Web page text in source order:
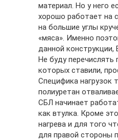
материал. Но у него
хорошо работает на
на большие углы
«мяса». Именно
данной
Не буду перечислять
которых ставили,
Специфика нагрузок
полиуретан
СБЛ начинает
как втулка. Кроме
нагрева и для того
для правой стороны